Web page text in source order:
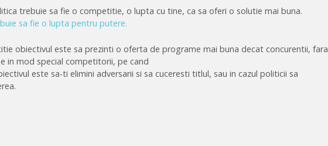
trebuie sa fie o competitie, o lupta cu tine, ca sa oferi o solutie mai buna.
sa fie o lupta pentru putere.
obiectivul este sa prezinti o oferta de programe mai buna decat concurentii, fara
in mod special competitorii, pe cand
este sa-ti elimini adversarii si sa cuceresti titlul, sau in cazul politicii sa